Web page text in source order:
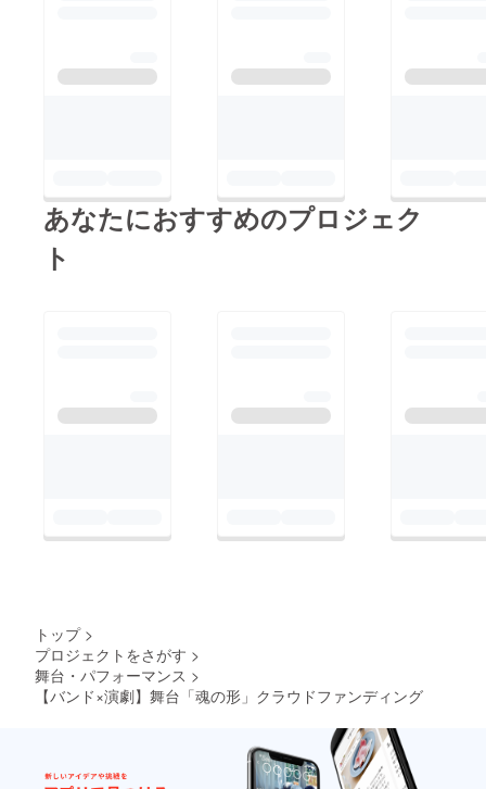
あなたにおすすめのプロジェク
ト
トップ >
プロジェクトをさがす >
舞台・パフォーマンス >
【バンド×演劇】舞台「魂の形」クラウドファンディング